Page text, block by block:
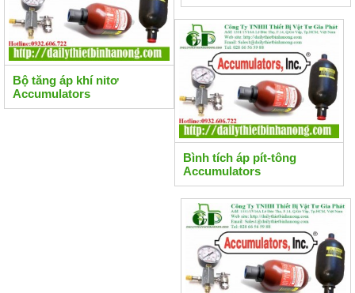
Bộ tăng áp khí nitơ
Accumulators
Bình tích áp pít-tông
Accumulators